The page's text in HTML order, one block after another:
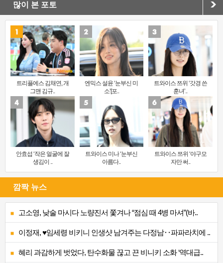
많이 본 포토
트리플에스 김채연, 개
그맨 김규..
엔믹스 설윤 ‘눈부신 미
소’[포..
트와이스 쯔위 ‘갓경 쓴
훈녀’..
안효섭 ‘작은 얼굴에 잘
생김이 ..
트와이스 미나 ‘눈부신
아름다..
트와이스 쯔위 ‘야구모
자만 써..
깜짝 뉴스
고소영, 낮술 마시다 노량진서 쫓겨나 “점심 때 4병 마셔”(바..
이정재, ♥임세령 비키니 인생샷 남겨주는 다정남‥파파라치에 ..
혜리 과감하게 벗었다, 탄수화물 끊고 끈 비니키 소화 ‘역대급..